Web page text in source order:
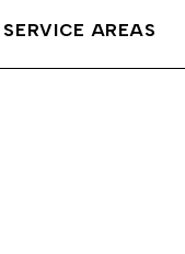
SERVICE AREAS